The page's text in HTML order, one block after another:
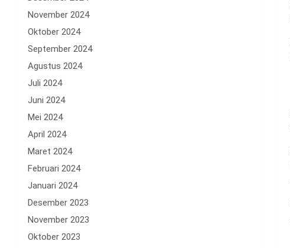
November 2024
Oktober 2024
September 2024
Agustus 2024
Juli 2024
Juni 2024
Mei 2024
April 2024
Maret 2024
Februari 2024
Januari 2024
Desember 2023
November 2023
Oktober 2023